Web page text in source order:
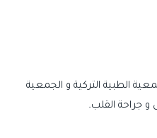
الطبية التركية و الجمعية
و جراحة القلب.